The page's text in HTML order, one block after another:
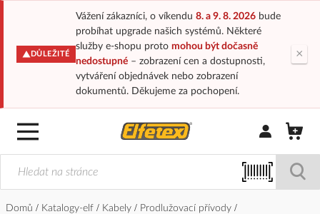
DŮLEŽITÉ
Vážení zákazníci, o víkendu 8. a 9. 8. 2026bude
probíhat upgrade našich systémů. Některé
služby e-shopu proto mohou být dočasně
nedostupné– zobrazení cen a dostupnosti,
vytváření objednávek nebo zobrazení
dokumentů. Děkujeme za pochopení.
×
Přihlásit/
Domů Katalogy-elf Kabely
Prodlužovací přívody